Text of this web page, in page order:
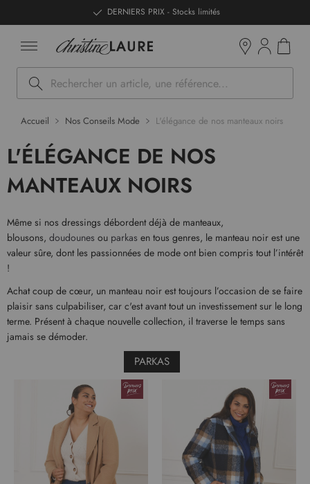
DERNIERS PRIX - Stocks limités
Rechercher
Accueil Nos Conseils Mode L'élégance de nos manteaux noirs
L'ÉLÉGANCE DE NOS
MANTEAUX NOIRS
Même si nos dressings débordent déjà de manteaux,
blousons, doudounes ou parkas en tous genres, le manteau noir est une
valeur sûre, dont les passionnées de mode ont bien compris tout l’intérêt
!
Achat coup de cœur, un manteau noir est toujours l’occasion de se faire
plaisir sans culpabiliser, car c'est avant tout un investissement sur le long
terme. Présent à chaque nouvelle collection, il traverse le temps sans
jamais se démoder.
PARKAS